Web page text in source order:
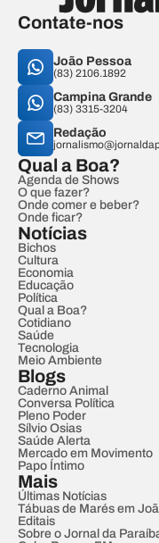
Contate-nos
João Pessoa
(83) 2106.1892
Campina Grande
(83) 3315-3204
Redação
Qual a Boa?
Agenda de Shows
O que fazer?
Onde comer e beber?
Onde ficar?
Notícias
Bichos
Cultura
Economia
Educação
Política
Qual a Boa?
Cotidiano
Saúde
Tecnologia
Meio Ambiente
Blogs
Caderno Animal
Conversa Política
Pleno Poder
Sílvio Osias
Saúde Alerta
Mercado em Movimento
Papo Íntimo
Mais
Últimas Notícias
Tábuas de Marés em
Editais
Sobre o Jornal da